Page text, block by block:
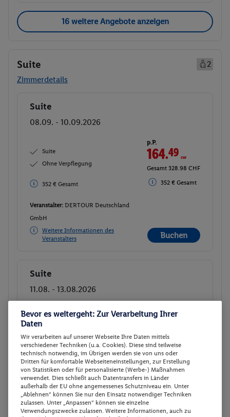
16 weitere Angebote anzeigen
Suite
2
Zimmerdetails
Buchen
Suite
08.09. - 10.09.2026
Suite
Ohne Verpflegung
352 € Gesamt
p.P.
164.49CHF
Gesamt 328.98 CHF
352 € Gesamt
Veranstalter: DERTOUR Deutschland
GmbH
Weitere Informationen des
Veranstalters
Buchen
Buchen
Suite
11.08. - 13.08.2026
Suite
352 € Gesamt
164.49
Gesamt 328.98 CHF
352 € Gesamt
Veranstalter:DERTOUR Deutschland
GmbH
Weitere Informationen des
Veranstalters
Bevor es weitergeht: Zur Verarbeitung Ihrer
Daten
Wir verarbeiten auf unserer Webseite Ihre Daten mittels
verschiedener Techniken (u.a. Cookies). Diese sind teilweise
technisch notwendig, im Übrigen werden sie von uns oder
Dritten für komfortable Webseiteneinstellungen, zur Erstellung
von Statistiken oder für personalisierte (Werbe-) Maßnahmen
verwendet. Dies schließt auch Datentransfers in Länder
außerhalb der EU ohne angemessenes Schutzniveau ein. Unter
„Ablehnen“ können Sie nur den Einsatz notwendiger Techniken
zulassen. Unter „Anpassen“ können sie einzelne
Verwendungszwecke zulassen. Weitere Informationen, auch zu